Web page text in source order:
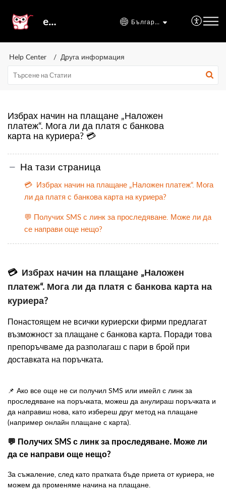
etal24 Български
Help Center Друга информация
Избрах начин на плащане „Наложен
платеж“. Мога ли да платя с банкова
карта на куриера? 💳
На тази страница
💳 Избрах начин на плащане „Наложен платеж“. Мога
ли да платя с банкова карта на куриера?
💬 Получих SMS с линк за проследяване. Може ли да
се направи още нещо?
💳 Избрах начин на плащане „Наложен
платеж“. Мога ли да платя с банкова карта на
куриера?
Понастоящем не всички куриерски фирми предлагат
възможност за плащане с банкова карта. Поради това
препоръчваме да разполагаш с пари в брой при
доставката на поръчката.
📌 Ако все още не си получил SMS или имейл с линк за
проследяване на поръчката, можеш да анулираш поръчката и
да направиш нова, като избереш друг метод на плащане
(например онлайн плащане с карта).
💬 Получих SMS с линк за проследяване. Може ли
да се направи още нещо?
За съжаление, след като пратката бъде приета от куриера, не
можем да променяме начина на плащане.